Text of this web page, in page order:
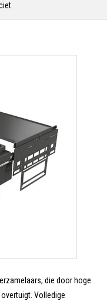
die door hoge
Volledige